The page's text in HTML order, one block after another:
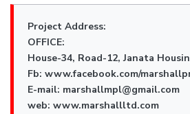
Project Address:
OFFICE:
House-34, Road-12, Janata
Fb: www.facebook.com/
E-mail: marshallmpl@gmail.com
web: www.marshallltd.com